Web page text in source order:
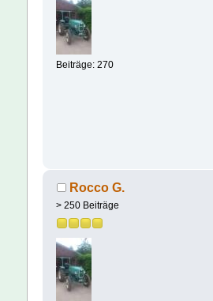
Beiträge: 270
Rocco G.
> 250 Beiträge